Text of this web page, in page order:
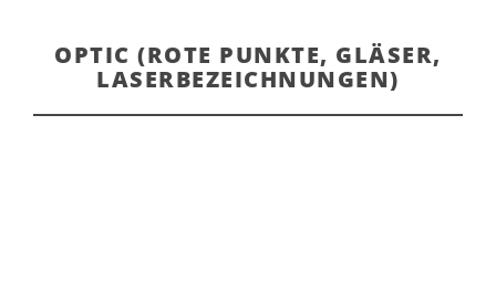
OPTIC (ROTE PUNKTE, GLÄSER,
LASERBEZEICHNUNGEN)